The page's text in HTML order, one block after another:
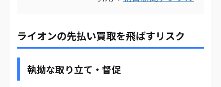
ライオンの先払い買取を飛ばすリスク
執拗な取り立て・督促